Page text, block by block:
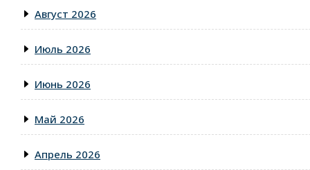
Август 2026
Июль 2026
Июнь 2026
Май 2026
Апрель 2026